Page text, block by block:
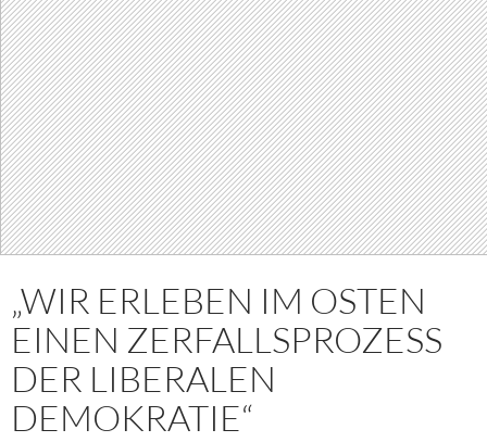
„WIR ERLEBEN IM OSTEN
EINEN ZERFALLSPROZESS
DER LIBERALEN
DEMOKRATIE“